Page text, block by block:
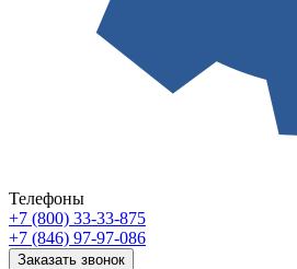
Телефоны
+7 (800) 33-33-875
+7 (846) 97-97-086
Заказать звонок